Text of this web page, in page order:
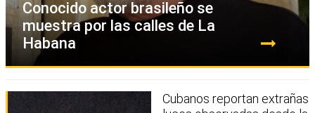
Conocido actor brasileño se
muestra por las calles de La
Habana
Cubanos reportan extrañas